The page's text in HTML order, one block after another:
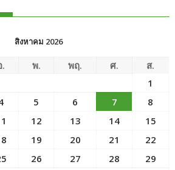
สิงหาคม 2026
. พ. พฤ. ศ.
ส.
1
5 6 7
8
12 13 14
15
19 20 21
22
26 27 28
29